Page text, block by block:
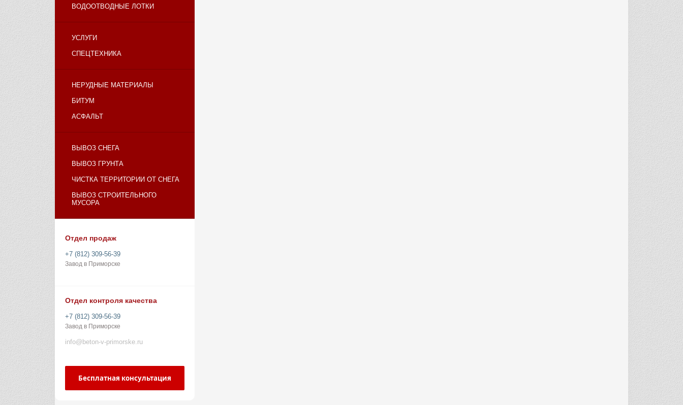
ВОДООТВОДНЫЕ ЛОТКИ
УСЛУГИ
СПЕЦТЕХНИКА
НЕРУДНЫЕ МАТЕРИАЛЫ
БИТУМ
АСФАЛЬТ
ВЫВОЗ СНЕГА
ВЫВОЗ ГРУНТА
ЧИСТКА ТЕРРИТОРИИ ОТ СНЕГА
ВЫВОЗ СТРОИТЕЛЬНОГО
МУСОРА
Отдел продаж
+7 (812) 309-56-39
Завод в Приморске
Отдел контроля качества
+7 (812) 309-56-39
Завод в Приморске
info@beton-v-primorske.ru
Бесплатная консультация